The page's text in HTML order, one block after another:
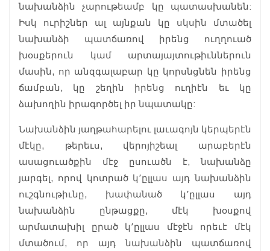
նախանձին չարութեամբ կը պատասխանեն:
Իսկ ուրիշներ ալ այնքան կը սկսին մտածել
նախանձի պատճառով իրենց ուղղուած
խօսքերուն կամ արտայայտութիւններուն
մասին, որ անզգալաբար կը կորսնցնեն իրենց
ճամբան, կը շեղին իրենց ուղիէն եւ կը
ձախողին իրագործել իր նպատակը:
Նախանձին յաղթահարելու լաւագոյն կերպերէն
մէկը, թերեւս, վերոյիշեալ արաբերէն
ասացուածքին մէջ ըսուածն է, նախանձը
յարգել, որով կոտրած կ՚ըլլաս այդ նախանձին
ուշգնութիւնը, խափանած կ՚ըլլաս այդ
նախանձին ընթացքը, մէկ խօսքով
արմատախիլ ըրած կ՚ըլլաս մէջէն որեւէ մէկ
մտածում, որ այդ նախանձին պատճառով